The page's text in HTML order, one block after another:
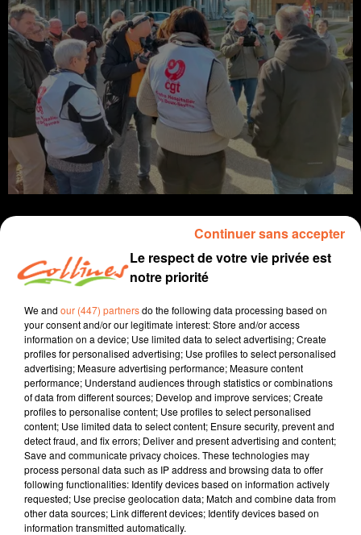
info
3 mars 2025 - 13 min 45 sec
JOURNAL DU LUNDI 3 MARS (SOIR)
Fabien Gazeau
L'info près de chez vous
Présenté par Fabien Gazeau
- La CGT du CHNDS a lancé un préavis de grève illimité
pour obtenir des moyens suffisants pour répondre aux
besoins des usagers
- Faune Deux-Sèvres est un nouveau site internet qui
remplace Nature 79 pour partager ses observations de
Le respect de votre vie privée est
notre priorité
We and our (447) partnersdo the following data processing based on
your consent and/or our legitimate interest: Store and/or access
information on a device; Use limited data to select advertising; Create
profiles for personalised advertising; Use profiles to select personalised
advertising; Measure advertising performance; Measure content
performance; Understand audiences through statistics or combinations
of data from different sources; Develop and improve services; Create
profiles to personalise content; Use profiles to select personalised
content; Use limited data to select content; Ensure security, prevent and
detect fraud, and fix errors; Deliver and present advertising and content;
Save and communicate privacy choices. These technologies may
process personal data such as IP address and browsing data to offer
following functionalities: Identify devices based on information actively
requested; Use precise geolocation data; Match and combine data from
other data sources; Link different devices; Identify devices based on
information transmitted automatically.
Continuer sans accepter